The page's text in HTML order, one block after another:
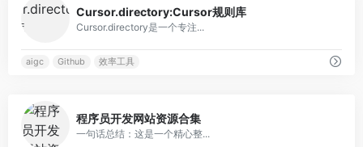
Cursor.directory:Cursor规则库
Cursor.directory是一个专注...
aigc Github 效率工具
程序员开发网站资源合集
一句话总结：这是一个精心整...